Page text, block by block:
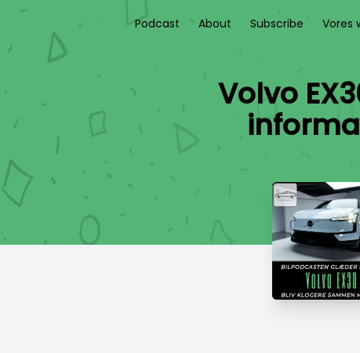
Podcast About Subscribe Vores
Volvo